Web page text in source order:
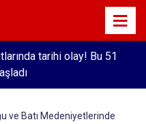
tarihi olay! Bu 51
ve Batı Medeniyetlerinde